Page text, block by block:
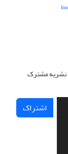
نشریه مشترک
اشتراک